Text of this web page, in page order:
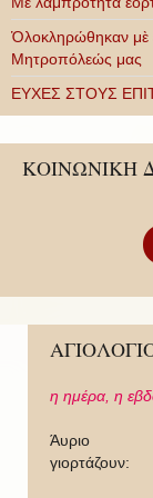
Ὁλοκληρώθηκαν μὲ
Μητροπόλεώς μας
ΕΥΧΕΣ ΣΤΟΥΣ
ΚΟΙΝΩΝΙΚΗ
η ημέρα, η
Άυριο
γιορτάζουν: